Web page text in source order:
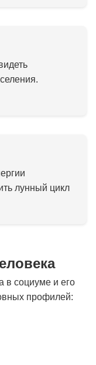
лунный цикл
в социуме и его
профилей: